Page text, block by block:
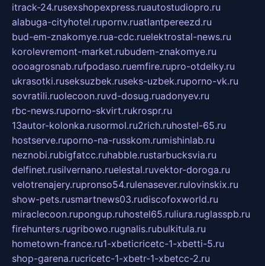
itrack-24.rusexshopexpress.ruautostudiopro.ru
alabuga-cityhotel.rupornv.ruatlantpereezd.ru
bud-em-znakomye.rua-cdc.ruelektrostal-news.ru
korolevremont-market.rubudem-znakomye.ru
oooagrosnab.rufpodaso.ruemfire.rupro-otdelky.ru
ukrasotki.ruseksuzbek.ruseks-uzbek.ruporno-vk.ru
sovratili.ruolecoon.ruvd-dosug.ruadonyev.ru
rbc-news.ruporno-skvirt.rukrospr.ru
13autor-kolonka.rusormol.ru2rich.ruhostel-65.ru
hostserve.ruporno-na-russkom.rumishinlab.ru
neznobi.rubigfatcc.ruhabble.rustarbucksvia.ru
delfinet.rusilvernano.ruelestal.ruvektor-doroga.ru
velotrenajery.rupronso54.rulenasever.rulovinskix.ru
show-pets.rusmartnews03.rudiscofoxworld.ru
miraclecoon.rupongup.ruhostel65.ruliura.ruglasspb.ru
firehunters.rugribowo.rugnalis.rubulkitula.ru
hometown-france.ru1-xbeticricetc-1-xbetti-5.ru
shop-garena.rucricetc-1-xbetr-1-xbetcc-2.ru